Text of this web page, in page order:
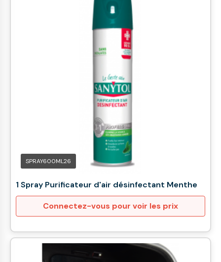
SPRAY600ML26
1 Spray Purificateur d'air désinfectant Menthe
Connectez-vous pour voir les prix